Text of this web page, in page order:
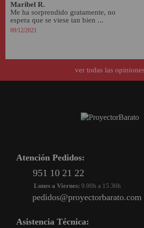
Maribel R.
Me ha sorprendido gratamente, no
espera que se viese tan bien ...
09/12/2021
ver todas las opiniones
Atención Pedidos:
951 10 21 22
Lunes a Viernes: 9.00h a 15.30h
pedidos@proyectorbarato.com
Asistencia Técnica: